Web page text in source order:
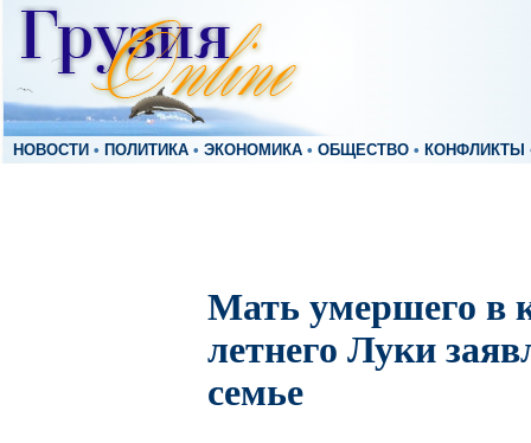
НОВОСТИ • ПОЛИТИКА • ЭКОНОМИКА • ОБЩЕСТВО • КОНФЛИКТЫ
Мать умершего в
летнего Луки
семье